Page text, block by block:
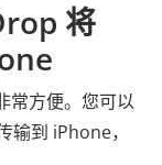
将
常方便。您可以
输到 iPhone，